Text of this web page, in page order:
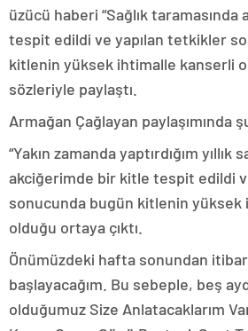
üzücü haberi “Sağlık
tespit edildi ve yapılan tetkikler
kitlenin yüksek ihtimalle kanserli
sözleriyle paylaştı.
Armağan Çağlayan paylaşımında
“Yakın zamanda yaptırdığım yıllık
akciğerimde bir kitle tespit edildi
sonucunda bugün kitlenin yüksek
olduğu ortaya çıktı.
Önümüzdeki hafta sonundan
başlayacağım. Bu sebeple, beş
olduğumuz Size Anlatacaklarım